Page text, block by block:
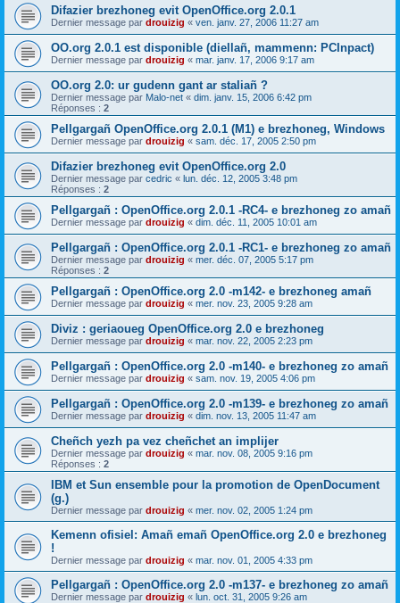
Difazier brezhoneg evit OpenOffice.org 2.0.1
Dernier message par drouizig « ven. janv. 27, 2006 11:27 am
OO.org 2.0.1 est disponible (diellañ, mammenn: PCInpact)
Dernier message par drouizig « mar. janv. 17, 2006 9:17 am
OO.org 2.0: ur gudenn gant ar staliañ ?
Dernier message par Malo-net « dim. janv. 15, 2006 6:42 pm
Réponses : 2
Pellgargañ OpenOffice.org 2.0.1 (M1) e brezhoneg, Windows
Dernier message par drouizig « sam. déc. 17, 2005 2:50 pm
Difazier brezhoneg evit OpenOffice.org 2.0
Dernier message par cedric « lun. déc. 12, 2005 3:48 pm
Réponses : 2
Pellgargañ : OpenOffice.org 2.0.1 -RC4- e brezhoneg zo amañ
Dernier message par drouizig « dim. déc. 11, 2005 10:01 am
Pellgargañ : OpenOffice.org 2.0.1 -RC1- e brezhoneg zo amañ
Dernier message par drouizig « mer. déc. 07, 2005 5:17 pm
Réponses : 2
Pellgargañ : OpenOffice.org 2.0 -m142- e brezhoneg amañ
Dernier message par drouizig « mer. nov. 23, 2005 9:28 am
Diviz : geriaoueg OpenOffice.org 2.0 e brezhoneg
Dernier message par drouizig « mar. nov. 22, 2005 2:23 pm
Pellgargañ : OpenOffice.org 2.0 -m140- e brezhoneg zo amañ
Dernier message par drouizig « sam. nov. 19, 2005 4:06 pm
Pellgargañ : OpenOffice.org 2.0 -m139- e brezhoneg zo amañ
Dernier message par drouizig « dim. nov. 13, 2005 11:47 am
Cheñch yezh pa vez cheñchet an implijer
Dernier message par drouizig « mar. nov. 08, 2005 9:16 pm
Réponses : 2
IBM et Sun ensemble pour la promotion de OpenDocument
(g.)
Dernier message par drouizig « mer. nov. 02, 2005 1:24 pm
Kemenn ofisiel: Amañ emañ OpenOffice.org 2.0 e brezhoneg
!
Dernier message par drouizig « mar. nov. 01, 2005 4:33 pm
Pellgargañ : OpenOffice.org 2.0 -m137- e brezhoneg zo amañ
Dernier message par drouizig « lun. oct. 31, 2005 9:26 am